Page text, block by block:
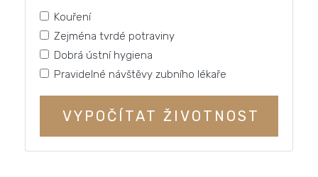
Kouření
Zejména tvrdé potraviny
Dobrá ústní hygiena
Pravidelné návštěvy zubního lékaře
VYPOČÍTAT ŽIVOTNOST